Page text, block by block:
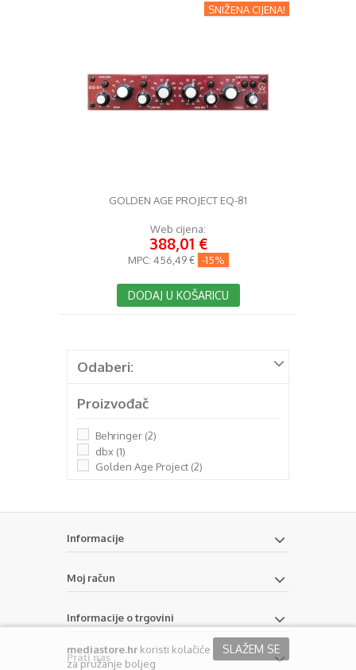
SNIŽENA CIJENA!
GOLDEN AGE PROJECT EQ-81
Web cijena:
388,01 €
MPC: 456,49 € -15%
DODAJ U KOŠARICU
Odaberi:
Proizvođač
Behringer (2)
dbx (1)
Golden Age Project (2)
Informacije
Moj račun
Informacije o trgovini
Prati nas
SLAŽEM SE
mediastore.hr koristi kolačiće
za pružanje boljeg